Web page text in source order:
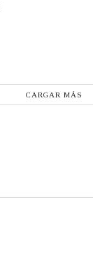
CARGAR MÁS